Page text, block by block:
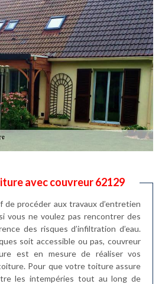
avec couvreur 62129
de procéder aux travaux d’entretien
vous ne voulez pas rencontrer des
des risques d’infiltration d’eau.
soit accessible ou pas, couvreur
est en mesure de réaliser vos
Pour que votre toiture assure
les intempéries tout au long de